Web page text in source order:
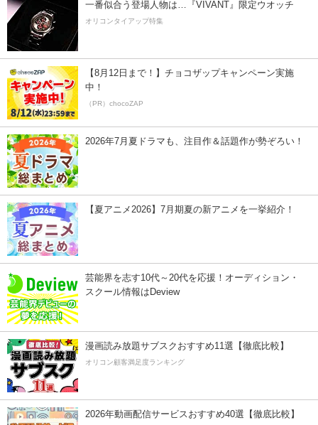
一番似合う登場人物は…『VIVANT』限定ウオッチ
オリコンタイアップ特集
【8月12日まで！】チョコザップキャンペーン実施
中！
（PR）chocoZAP
2026年7月夏ドラマも、注目作＆話題作が勢ぞろい！
【夏アニメ2026】7月期夏の新アニメを一挙紹介！
芸能界を志す10代～20代を応援！オーディション・
スクール情報はDeview
漫画読み放題サブスクおすすめ11選【徹底比較】
オリコン顧客満足度ランキング
2026年動画配信サービスおすすめ40選【徹底比較】